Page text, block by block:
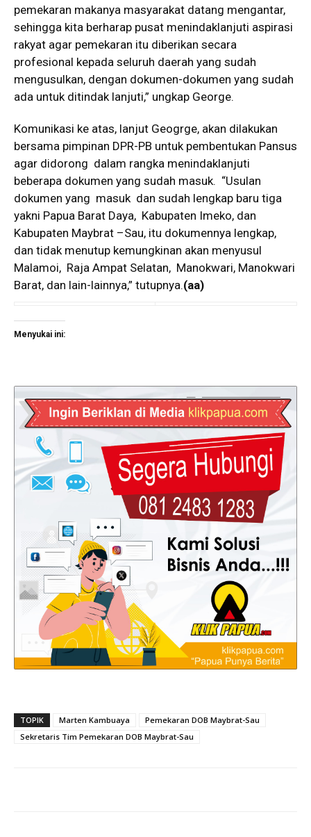
pemekaran makanya masyarakat datang mengantar,
sehingga kita berharap pusat menindaklanjuti aspirasi
rakyat agar pemekaran itu diberikan secara
profesional kepada seluruh daerah yang sudah
mengusulkan, dengan dokumen-dokumen yang sudah
ada untuk ditindak lanjuti,” ungkap George.
Komunikasi ke atas, lanjut Geogrge, akan dilakukan
bersama pimpinan DPR-PB untuk pembentukan Pansus
agar didorong dalam rangka menindaklanjuti
beberapa dokumen yang sudah masuk. “Usulan
dokumen yang masuk dan sudah lengkap baru tiga
yakni Papua Barat Daya, Kabupaten Imeko, dan
Kabupaten Maybrat –Sau, itu dokumennya lengkap,
dan tidak menutup kemungkinan akan menyusul
Malamoi, Raja Ampat Selatan, Manokwari, Manokwari
Barat, dan lain-lainnya,” tutupnya.(aa)
Menyukai ini:
TOPIK Marten Kambuaya
Pemekaran DOB Maybrat-Sau
Sekretaris Tim Pemekaran DOB Maybrat-Sau